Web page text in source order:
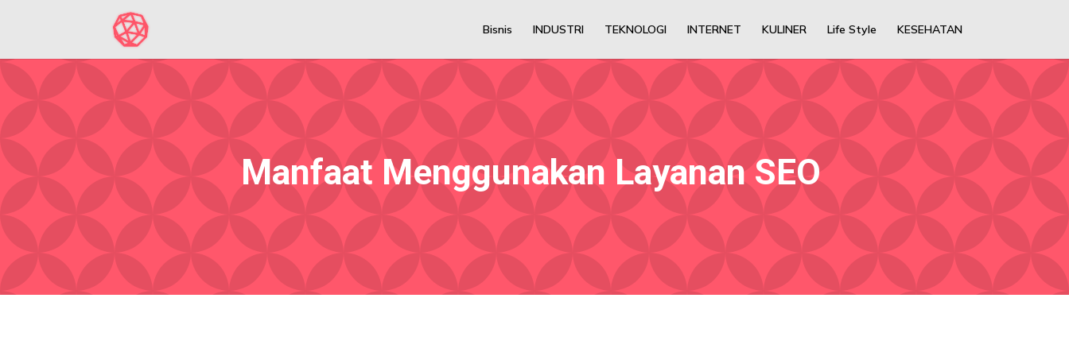
Bisnis INDUSTRI TEKNOLOGI INTERNET KULINER Life Style KESEHATAN
Manfaat Menggunakan Layanan SEO